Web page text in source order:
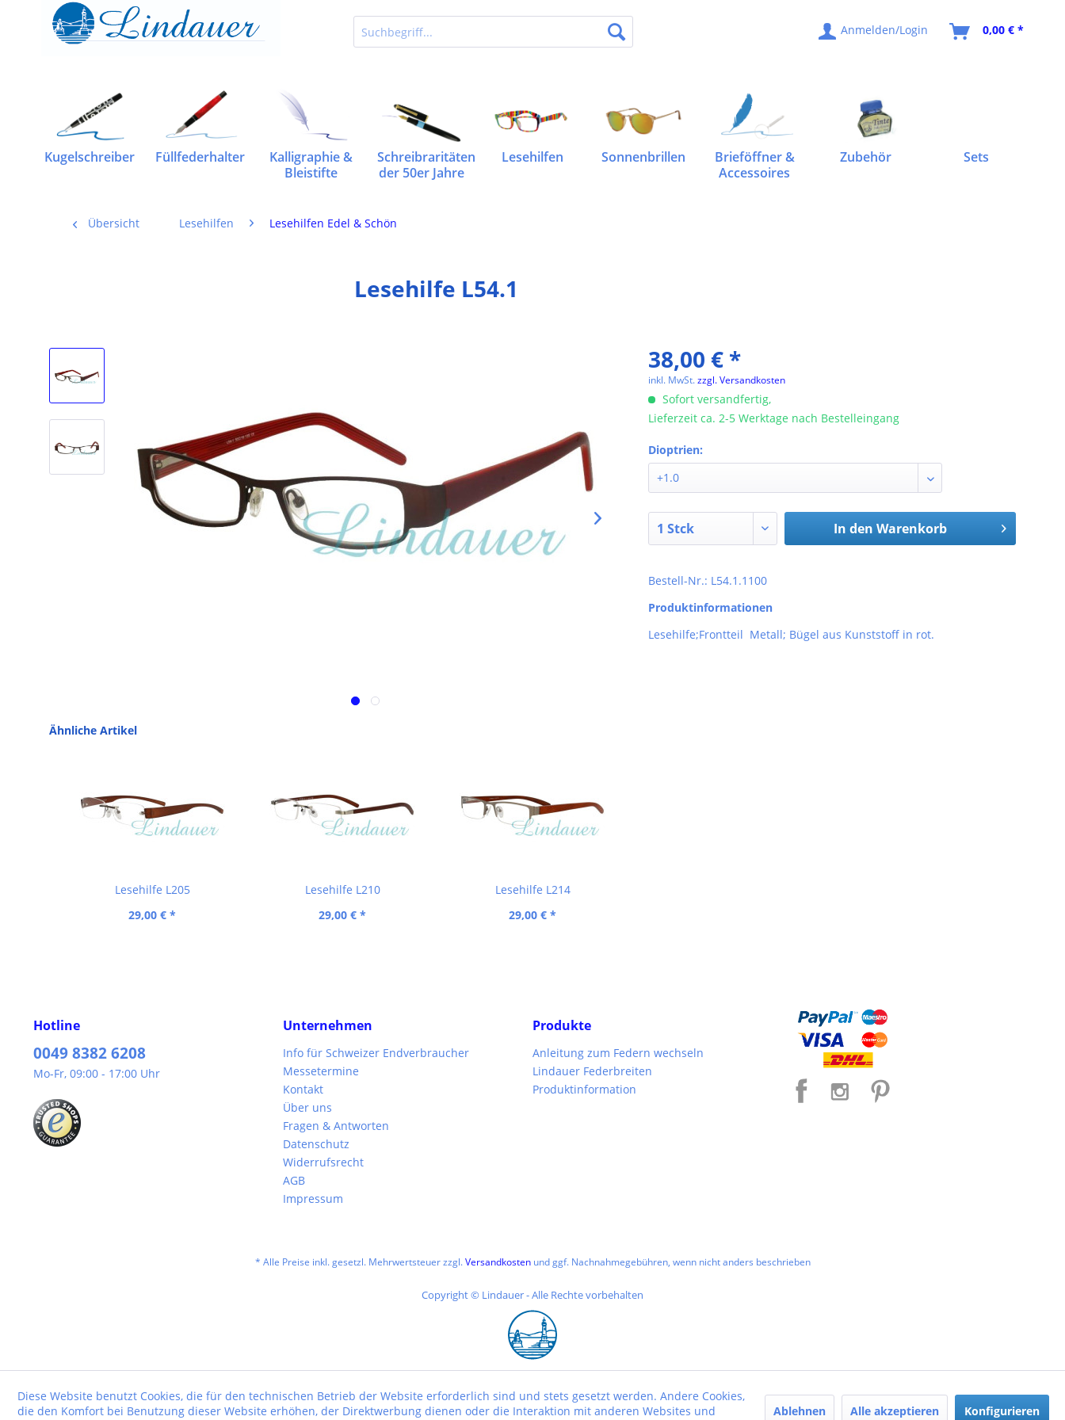
Anmelden/Login 0,00 € *
Kugelschreiber Füllfederhalter
Kalligraphie &
Bleistifte
Schreibraritäten
der 50er Jahre
Lesehilfen Sonnenbrillen
Brieföffner &
Accessoires
Zubehör Sets
Übersicht Lesehilfen Lesehilfen Edel & Schön
Lesehilfe L54.1
38,00 € *
inkl. MwSt.zzgl. Versandkosten
Sofort versandfertig,
Lieferzeit ca. 2-5 Werktage nach Bestelleingang
Dioptrien:
In den Warenkorb
Bestell-Nr.: L54.1.1100
Produktinformationen
Lesehilfe;Frontteil Metall; Bügel aus Kunststoff in rot.
Ähnliche Artikel
Lesehilfe L205
29,00 € *
Lesehilfe L210
29,00 € *
Lesehilfe L214
29,00 € *
Hotline
0049 8382 6208
Mo-Fr, 09:00 - 17:00 Uhr
Unternehmen
Info für Schweizer Endverbraucher
Messetermine
Kontakt
Über uns
Fragen & Antworten
Datenschutz
Widerrufsrecht
AGB
Impressum
Produkte
Anleitung zum Federn wechseln
Lindauer Federbreiten
Produktinformation
* Alle Preise inkl. gesetzl. Mehrwertsteuer zzgl.Versandkostenund ggf. Nachnahmegebühren, wenn nicht anders beschrieben
Copyright © Lindauer - Alle Rechte vorbehalten
Diese Website benutzt Cookies, die für den technischen Betrieb der Website erforderlich sind und stets gesetzt werden. Andere Cookies,
die den Komfort bei Benutzung dieser Website erhöhen, der Direktwerbung dienen oder die Interaktion mit anderen Websites und
Ablehnen Alle akzeptieren Konfigurieren